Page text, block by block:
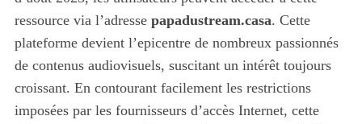
ressource via l’adresse papadustream.casa. Cette
plateforme devient l’epicentre de nombreux passionnés
de contenus audiovisuels, suscitant un intérêt toujours
croissant. En contourant facilement les restrictions
imposées par les fournisseurs d’accès Internet, cette